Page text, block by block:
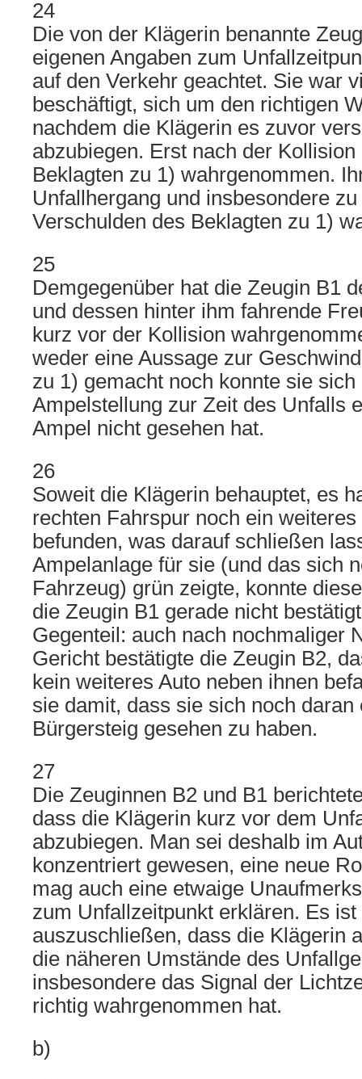
24
Die von der Klägerin benannte
eigenen Angaben zum
auf den Verkehr geachtet. Sie war
beschäftigt, sich um den richtigen
nachdem die Klägerin es zuvor
abzubiegen. Erst nach der Kollision
Beklagten zu 1) wahrgenommen.
Unfallhergang und insbesondere
Verschulden des Beklagten zu 1)
25
Demgegenüber hat die Zeugin B1
und dessen hinter ihm fahrende
kurz vor der Kollision
weder eine Aussage zur
zu 1) gemacht noch konnte sie sich
Ampelstellung zur Zeit des Unfalls
Ampel nicht gesehen hat.
26
Soweit die Klägerin behauptet, es
rechten Fahrspur noch ein
befunden, was darauf schließen
Ampelanlage für sie (und das sich
Fahrzeug) grün zeigte, konnte
die Zeugin B1 gerade nicht
Gegenteil: auch nach nochmaliger
Gericht bestätigte die Zeugin B2,
kein weiteres Auto neben ihnen
sie damit, dass sie sich noch daran
Bürgersteig gesehen zu haben.
27
Die Zeuginnen B2 und B1
dass die Klägerin kurz vor dem
abzubiegen. Man sei deshalb im
konzentriert gewesen, eine neue
mag auch eine etwaige
zum Unfallzeitpunkt erklären. Es
auszuschließen, dass die Klägerin
die näheren Umstände des
insbesondere das Signal der
richtig wahrgenommen hat.
b)